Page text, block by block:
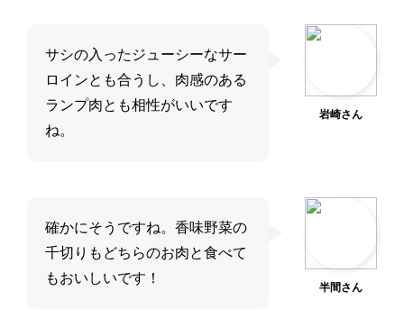
岩崎さん
サシの入ったジューシーなサー
ロインとも合うし、肉感のある
ランプ肉とも相性がいいです
ね。
半間さん
確かにそうですね。香味野菜の
千切りもどちらのお肉と食べて
もおいしいです！